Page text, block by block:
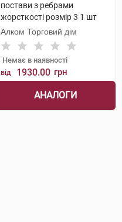
постави з ребрами
жорсткості розмір 3 1 шт
Алком Торговий дім
Немає в наявності
від 1930.00 грн
АНАЛОГИ